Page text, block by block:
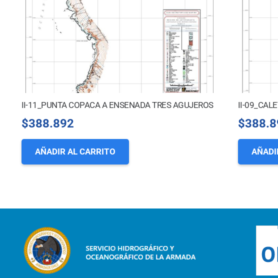
II-11_PUNTA COPACA A ENSENADA TRES AGUJEROS
$388.892
AÑADIR AL CARRITO
II-
$